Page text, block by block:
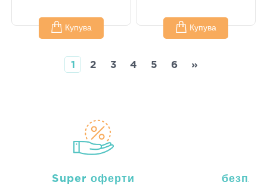
Купува Купува
1 2 3 4 5 6 »
Super оферти